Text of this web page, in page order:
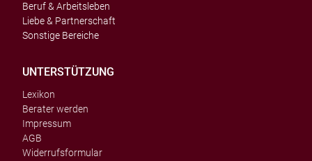
Beruf & Arbeitsleben
Liebe & Partnerschaft
Sonstige Bereiche
UNTERSTÜTZUNG
Lexikon
Berater werden
Impressum
AGB
Widerrufsformular